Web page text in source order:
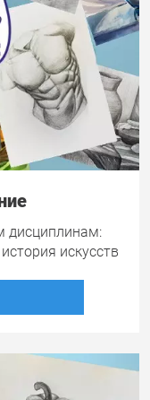
дисциплинам:
искусств